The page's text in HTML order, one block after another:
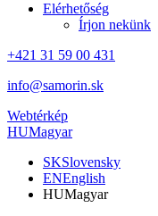
Elérhetőség
Írjon nekünk
+421 31 59 00 431
info@samorin.sk
Webtérkép
HUMagyar
SKSlovensky
ENEnglish
HUMagyar